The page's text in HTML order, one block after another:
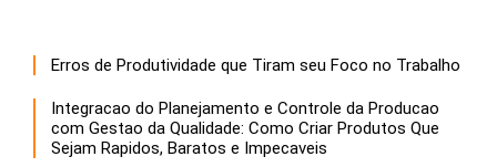
Erros de Produtividade que Tiram seu Foco no Trabalho
Integracao do Planejamento e Controle da Producao
com Gestao da Qualidade: Como Criar Produtos Que
Sejam Rapidos, Baratos e Impecaveis